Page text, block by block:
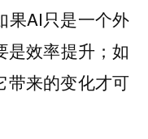
果AI只是一个外
是效率提升；如
带来的变化才可